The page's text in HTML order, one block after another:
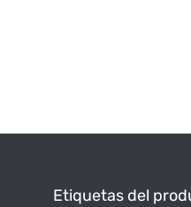
Etiquetas del